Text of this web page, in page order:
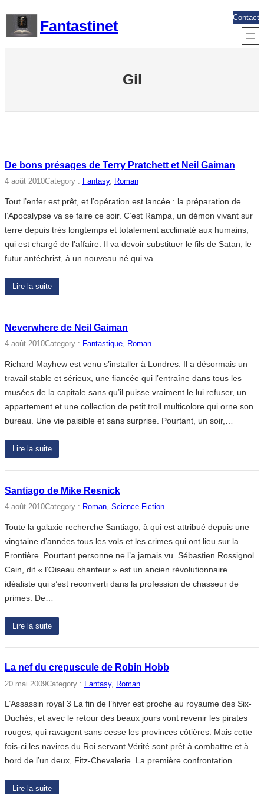
contenu
Fantastinet
Contact
Gil
De bons présages de Terry Pratchett et Neil Gaiman
4 août 2010Category : Fantasy, Roman
Tout l’enfer est prêt, et l’opération est lancée : la préparation de
l’Apocalypse va se faire ce soir. C’est Rampa, un démon vivant sur
terre depuis très longtemps et totalement acclimaté aux humains,
qui est chargé de l’affaire. Il va devoir substituer le fils de Satan, le
futur antéchrist, à un nouveau né qui va…
Lire la suite
Neverwhere de Neil Gaiman
4 août 2010Category : Fantastique, Roman
Richard Mayhew est venu s’installer à Londres. Il a désormais un
travail stable et sérieux, une fiancée qui l’entraîne dans tous les
musées de la capitale sans qu’il puisse vraiment le lui refuser, un
appartement et une collection de petit troll multicolore qui orne son
bureau. Une vie paisible et sans surprise. Pourtant, un soir,…
Lire la suite
Santiago de Mike Resnick
4 août 2010Category : Roman, Science-Fiction
Toute la galaxie recherche Santiago, à qui est attribué depuis une
vingtaine d’années tous les vols et les crimes qui ont lieu sur la
Frontière. Pourtant personne ne l’a jamais vu. Sébastien Rossignol
Cain, dit « l’Oiseau chanteur » est un ancien révolutionnaire
idéaliste qui s’est reconverti dans la profession de chasseur de
primes. De…
Lire la suite
La nef du crepuscule de Robin Hobb
20 mai 2009Category : Fantasy, Roman
L’Assassin royal 3 La fin de l’hiver est proche au royaume des Six-
Duchés, et avec le retour des beaux jours vont revenir les pirates
rouges, qui ravagent sans cesse les provinces côtières. Mais cette
fois-ci les navires du Roi servant Vérité sont prêt à combattre et à
bord de l’un deux, Fitz-Chevalerie. La première confrontation…
Lire la suite